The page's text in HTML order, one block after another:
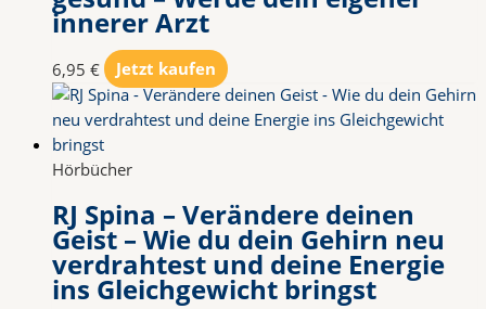
innerer Arzt
6,95 € Jetzt kaufen
Hörbücher
RJ Spina – Verändere deinen
Geist – Wie du dein Gehirn neu
verdrahtest und deine Energie
ins Gleichgewicht bringst